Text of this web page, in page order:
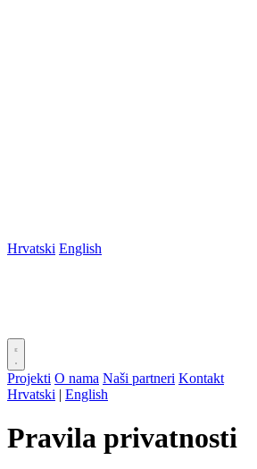
Hrvatski English
Projekti O nama Naši partneri Kontakt
Hrvatski | English
Pravila privatnosti